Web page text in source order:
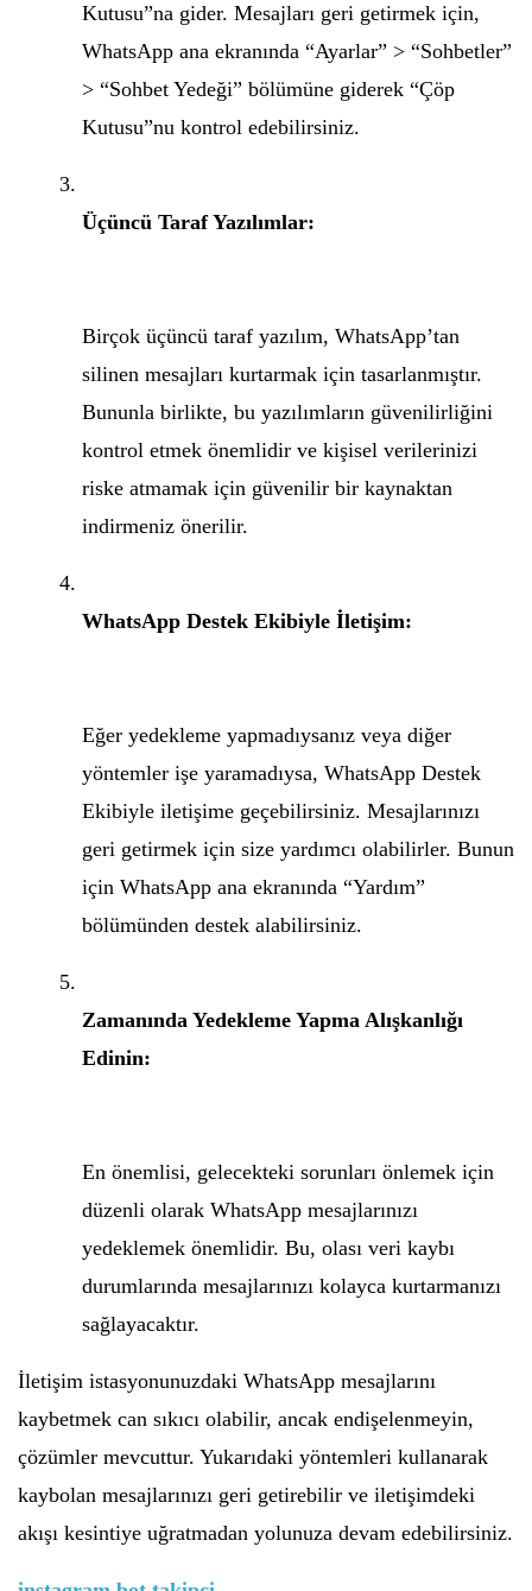
Kutusu”na gider. Mesajları geri getirmek için,
WhatsApp ana ekranında “Ayarlar” > “Sohbetler”
> “Sohbet Yedeği” bölümüne giderek “Çöp
Kutusu”nu kontrol edebilirsiniz.
Üçüncü Taraf Yazılımlar:
Birçok üçüncü taraf yazılım, WhatsApp’tan
silinen mesajları kurtarmak için tasarlanmıştır.
Bununla birlikte, bu yazılımların güvenilirliğini
kontrol etmek önemlidir ve kişisel verilerinizi
riske atmamak için güvenilir bir kaynaktan
indirmeniz önerilir.
WhatsApp Destek Ekibiyle İletişim:
Eğer yedekleme yapmadıysanız veya diğer
yöntemler işe yaramadıysa, WhatsApp Destek
Ekibiyle iletişime geçebilirsiniz. Mesajlarınızı
geri getirmek için size yardımcı olabilirler. Bunun
için WhatsApp ana ekranında “Yardım”
bölümünden destek alabilirsiniz.
Zamanında Yedekleme Yapma Alışkanlığı
Edinin:
En önemlisi, gelecekteki sorunları önlemek için
düzenli olarak WhatsApp mesajlarınızı
yedeklemek önemlidir. Bu, olası veri kaybı
durumlarında mesajlarınızı kolayca kurtarmanızı
sağlayacaktır.
İletişim istasyonunuzdaki WhatsApp mesajlarını
kaybetmek can sıkıcı olabilir, ancak endişelenmeyin,
çözümler mevcuttur. Yukarıdaki yöntemleri kullanarak
kaybolan mesajlarınızı geri getirebilir ve iletişimdeki
akışı kesintiye uğratmadan yolunuza devam edebilirsiniz.